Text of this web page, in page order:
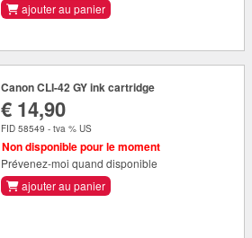
ajouter au panier
Canon CLI-42 GY ink cartridge
€ 14,90
FID 58549 - tva % US
Non disponible pour le moment
Prévenez-moi quand disponible
ajouter au panier